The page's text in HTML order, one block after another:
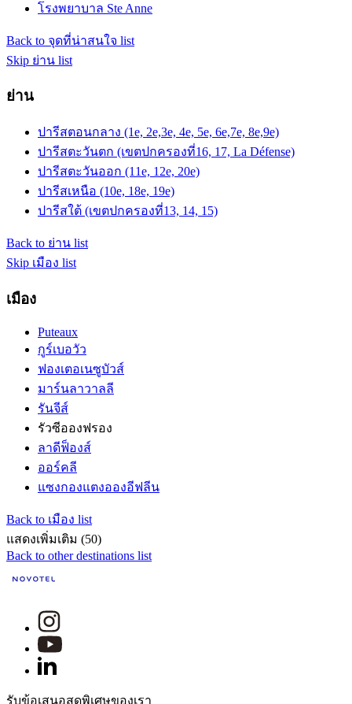
โรงพยาบาล Ste Anne
Back to จุดที่น่าสนใจ list
Skip ย่าน list
ย่าน
ปารีสตอนกลาง (1e, 2e,3e, 4e, 5e, 6e,7e, 8e,9e)
ปารีสตะวันตก (เขตปกครองที่16, 17, La Défense)
ปารีสตะวันออก (11e, 12e, 20e)
ปารีสเหนือ (10e, 18e, 19e)
ปารีสใต้ (เขตปกครองที่13, 14, 15)
Back to ย่าน list
Skip เมือง list
เมือง
Puteaux
กูร์เบอวัว
ฟองเตอเนซูบัวส์
มาร์นลาวาลลี
รันจีส์
รัวซีอองฟรอง
ลาดีฟ็องส์
ออร์คลี
แซงกองแตงอองอีฟลีน
Back to เมือง list
แสดงเพิ่มเติม (50)
Back to other destinations list
รับข้อเสนอสุดพิเศษของเรา